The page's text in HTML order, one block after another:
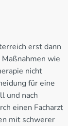
erst dann
wie
nicht
für eine
und nach
einen Facharzt
mit schwerer